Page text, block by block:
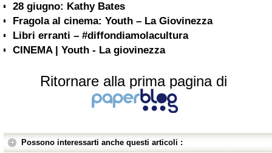
28 giugno: Kathy Bates
Fragola al cinema: Youth – La Giovinezza
Libri erranti – #diffondiamolacultura
CINEMA | Youth - La giovinezza
Ritornare alla prima pagina di
Possono interessarti anche questi articoli :